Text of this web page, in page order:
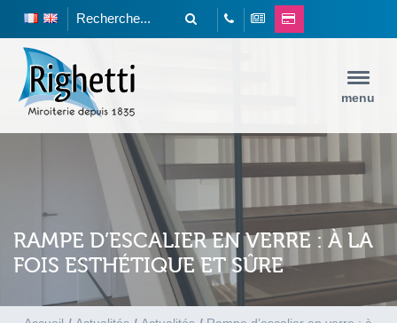
menu
RAMPE D’ESCALIER EN VERRE : À LA
FOIS ESTHÉTIQUE ET SÛRE